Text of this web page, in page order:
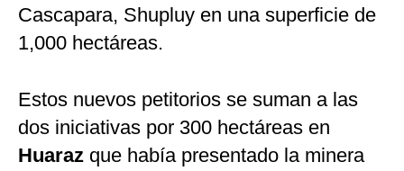
Cascapara, Shupluy en una superficie de
1,000 hectáreas.
Estos nuevos petitorios se suman a las
dos iniciativas por 300 hectáreas en
Huaraz que había presentado la minera